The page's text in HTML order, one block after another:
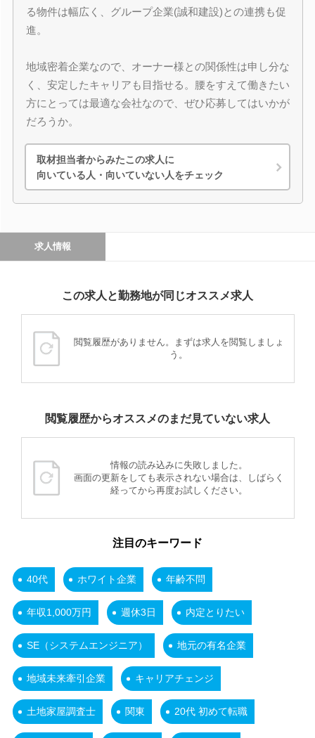
る物件は幅広く、グループ企業(誠和建設)との連携も促
進。
地域密着企業なので、オーナー様との関係性は申し分な
く、安定したキャリアも目指せる。腰をすえて働きたい
方にとっては最適な会社なので、ぜひ応募してはいかが
だろうか。
取材担当者からみたこの求人に
向いている人・向いていない人をチェック
求人情報
この求人と勤務地が同じオススメ求人
閲覧履歴がありません。まずは求人を閲覧しましょ
う。
閲覧履歴からオススメのまだ見ていない求人
情報の読み込みに失敗しました。
画面の更新をしても表示されない場合は、しばらく
経ってから再度お試しください。
注目のキーワード
40代 ホワイト企業 年齢不問
年収1,000万円 週休3日 内定とりたい
SE（システムエンジニア） 地元の有名企業
地域未来牽引企業 キャリアチェンジ
土地家屋調査士 関東 20代 初めて転職